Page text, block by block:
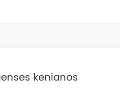
kenianos